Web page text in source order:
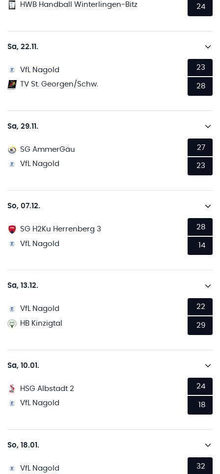
HWB Handball Winterlingen-Bitz
24
Sa, 22.11.
VfL Nagold
TV St. Georgen/Schw.
23
28
Sa, 29.11.
SG AmmerGäu
VfL Nagold
27
23
So, 07.12.
SG H2Ku Herrenberg 3
VfL Nagold
28
14
Sa, 13.12.
VfL Nagold
HB Kinzigtal
22
29
Sa, 10.01.
HSG Albstadt 2
VfL Nagold
24
18
So, 18.01.
VfL Nagold 32